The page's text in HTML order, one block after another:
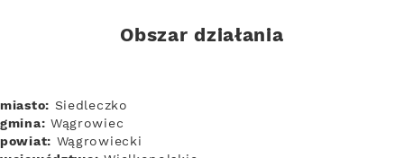
Obszar działania
miasto: Siedleczko
gmina: Wągrowiec
powiat: Wągrowiecki